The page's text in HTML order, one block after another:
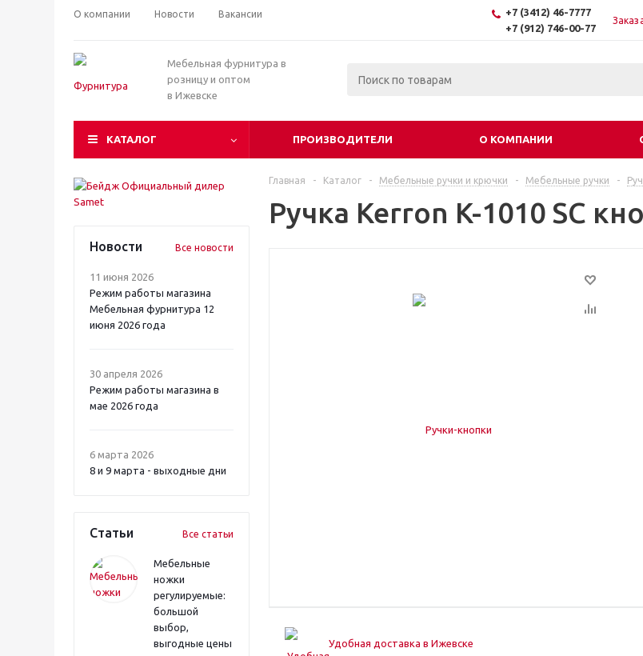
О компании Новости Вакансии
+7 (3412) 46-7777
+7 (912) 746-00-77
Мебельная фурнитура в
розницу и оптом
в Ижевске
КАТАЛОГ ПРОИЗВОДИТЕЛИ О КОМПАНИИ
Новости Все новости
11 июня 2026
Режим работы магазина
Мебельная фурнитура 12
июня 2026 года
30 апреля 2026
Режим работы магазина в
мае 2026 года
6 марта 2026
8 и 9 марта - выходные дни
Статьи Все статьи
Мебельные
ножки
регулируемые:
большой
выбор,
выгодные цены
Главная - Каталог - Мебельные ручки и крючки - Мебельные ручки -
Ручка Kerron K-1010 SC
Удобная доставка в Ижевске